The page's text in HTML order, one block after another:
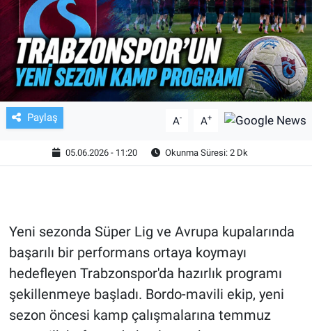
Paylaş A- A+
05.06.2026 - 11:20 Okunma Süresi: 2 Dk
Yeni sezonda Süper Lig ve Avrupa kupalarında
başarılı bir performans ortaya koymayı
hedefleyen Trabzonspor'da hazırlık programı
şekillenmeye başladı. Bordo-mavili ekip, yeni
sezon öncesi kamp çalışmalarına temmuz
SAĞLIK
GENEL
KÜLTÜR SANAT
EKONOMİ
ÇEVRE
HABERDE İNSAN
POLİTİKA